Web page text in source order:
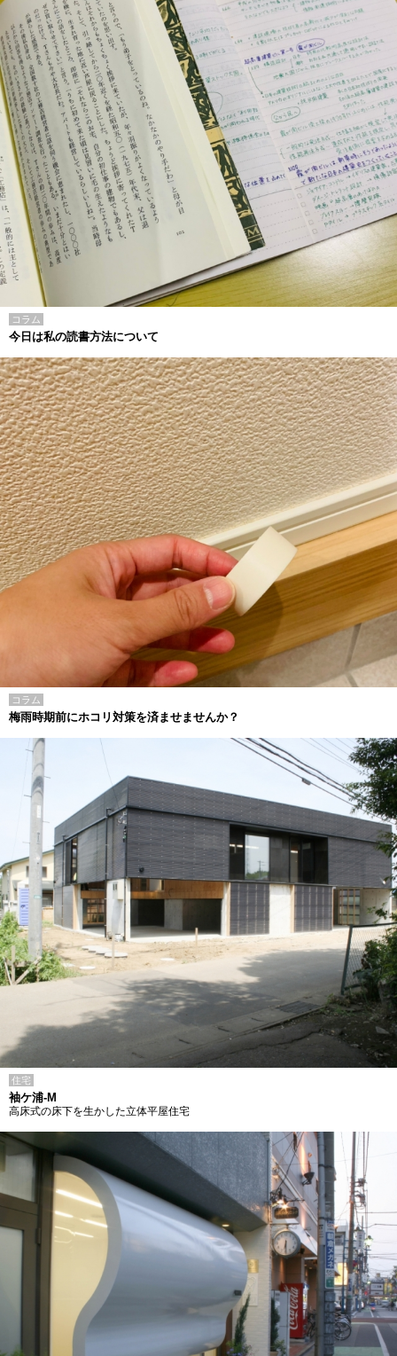
コラム
今日は私の読書方法について
コラム
梅雨時期前にホコリ対策を済ませませんか？
住宅
袖ケ浦-M
高床式の床下を生かした立体平屋住宅